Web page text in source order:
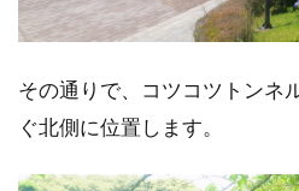
その通りで、コツコツトンネ
ぐ北側に位置します。